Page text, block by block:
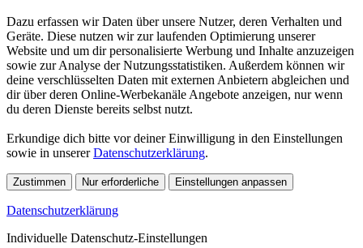
Dazu erfassen wir Daten über unsere Nutzer, deren Verhalten und
Geräte. Diese nutzen wir zur laufenden Optimierung unserer
Website und um dir personalisierte Werbung und Inhalte anzuzeigen
sowie zur Analyse der Nutzungsstatistiken. Außerdem können wir
deine verschlüsselten Daten mit externen Anbietern abgleichen und
dir über deren Online-Werbekanäle Angebote anzeigen, nur wenn
du deren Dienste bereits selbst nutzt.
Erkundige dich bitte vor deiner Einwilligung in den Einstellungen
sowie in unsererDatenschutzerklärung.
Zustimmen Nur erforderliche Einstellungen anpassen
Datenschutzerklärung
Individuelle Datenschutz-Einstellungen